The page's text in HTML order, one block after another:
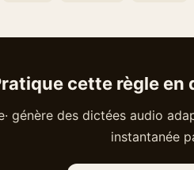
cette règle en
génère des dictées audio
instantanée